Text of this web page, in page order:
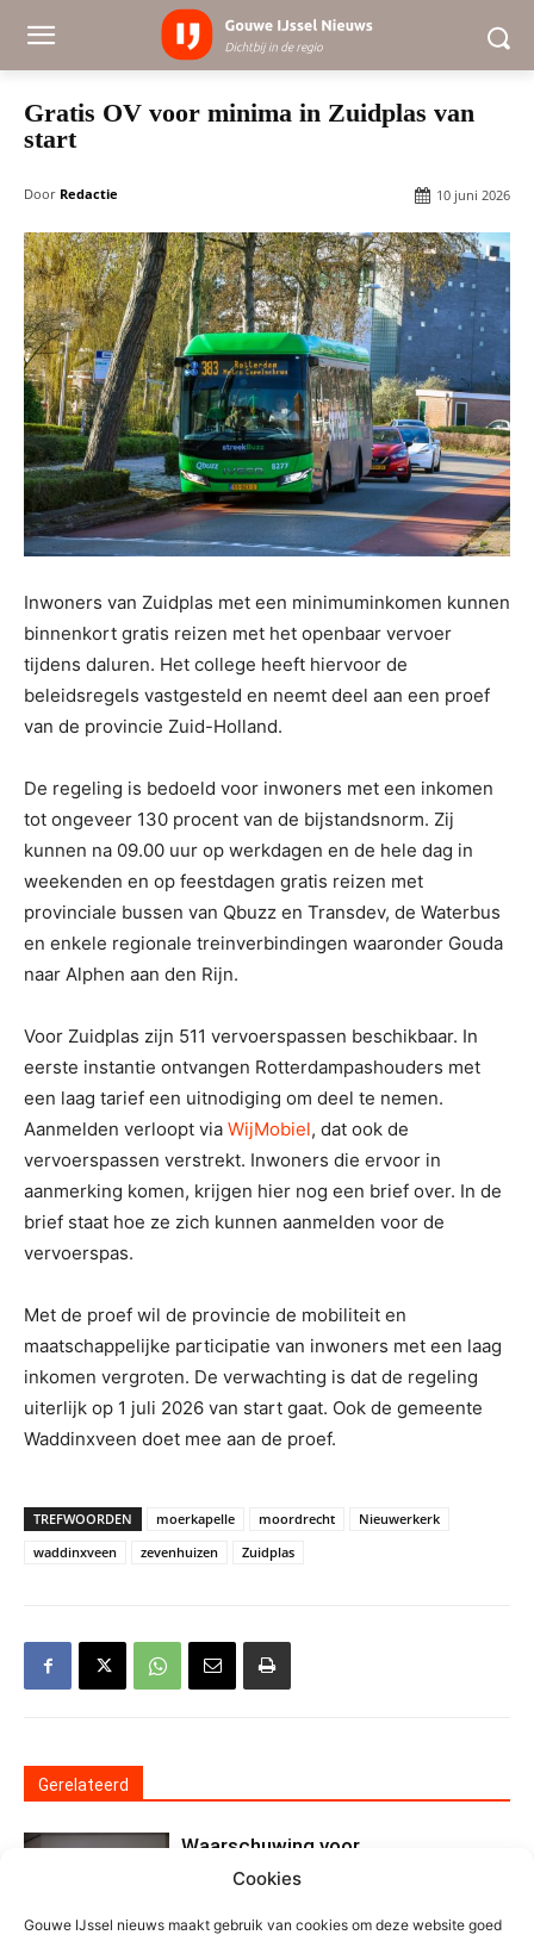
Cookies
Gouwe IJssel nieuws maakt gebruik van cookies om deze website goed
Gratis OV voor minima in Zuidplas van
start
Door Redactie 10 juni 2026
Inwoners van Zuidplas met een minimuminkomen kunnen
binnenkort gratis reizen met het openbaar vervoer
tijdens daluren. Het college heeft hiervoor de
beleidsregels vastgesteld en neemt deel aan een proef
van de provincie Zuid-Holland.
De regeling is bedoeld voor inwoners met een inkomen
tot ongeveer 130 procent van de bijstandsnorm. Zij
kunnen na 09.00 uur op werkdagen en de hele dag in
weekenden en op feestdagen gratis reizen met
provinciale bussen van Qbuzz en Transdev, de Waterbus
en enkele regionale treinverbindingen waaronder Gouda
naar Alphen aan den Rijn.
Voor Zuidplas zijn 511 vervoerspassen beschikbaar. In
eerste instantie ontvangen Rotterdampashouders met
een laag tarief een uitnodiging om deel te nemen.
Aanmelden verloopt via WijMobiel, dat ook de
vervoerspassen verstrekt. Inwoners die ervoor in
aanmerking komen, krijgen hier nog een brief over. In de
brief staat hoe ze zich kunnen aanmelden voor de
vervoerspas.
Met de proef wil de provincie de mobiliteit en
maatschappelijke participatie van inwoners met een laag
inkomen vergroten. De verwachting is dat de regeling
uiterlijk op 1 juli 2026 van start gaat. Ook de gemeente
Waddinxveen doet mee aan de proef.
TREFWOORDEN moerkapelle moordrecht
Nieuwerkerk
waddinxveen
zevenhuizen Zuidplas
Gerelateerd
Algemeen
Waarschuwing voor
nepzorgmedewerkers in